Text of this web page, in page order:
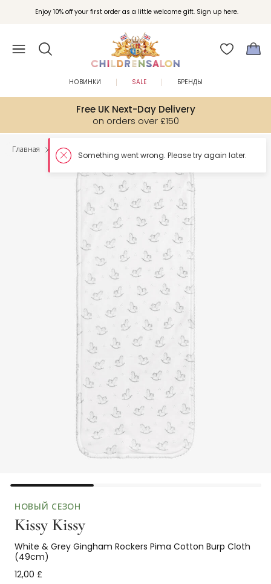
Enjoy 10% off your first order as a little welcome gift. Sign up here.
Free UK Next-Day Delivery
on orders over £150
НОВИНКИ SALE БРЕНДЫ
Главная Малыши
НОВЫЙ СЕЗОН
Kissy Kissy
White & Grey Gingham Rockers Pima Cotton Burp Cloth
(49cm)
12,00 £